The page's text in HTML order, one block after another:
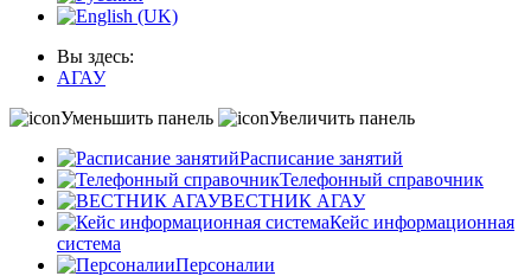
Вы здесь:
АГАУ
Уменьшить панель
Увеличить панель
Расписание занятий
Телефонный справочник
ВЕСТНИК АГАУ
Кейс информационная
система
Персоналии